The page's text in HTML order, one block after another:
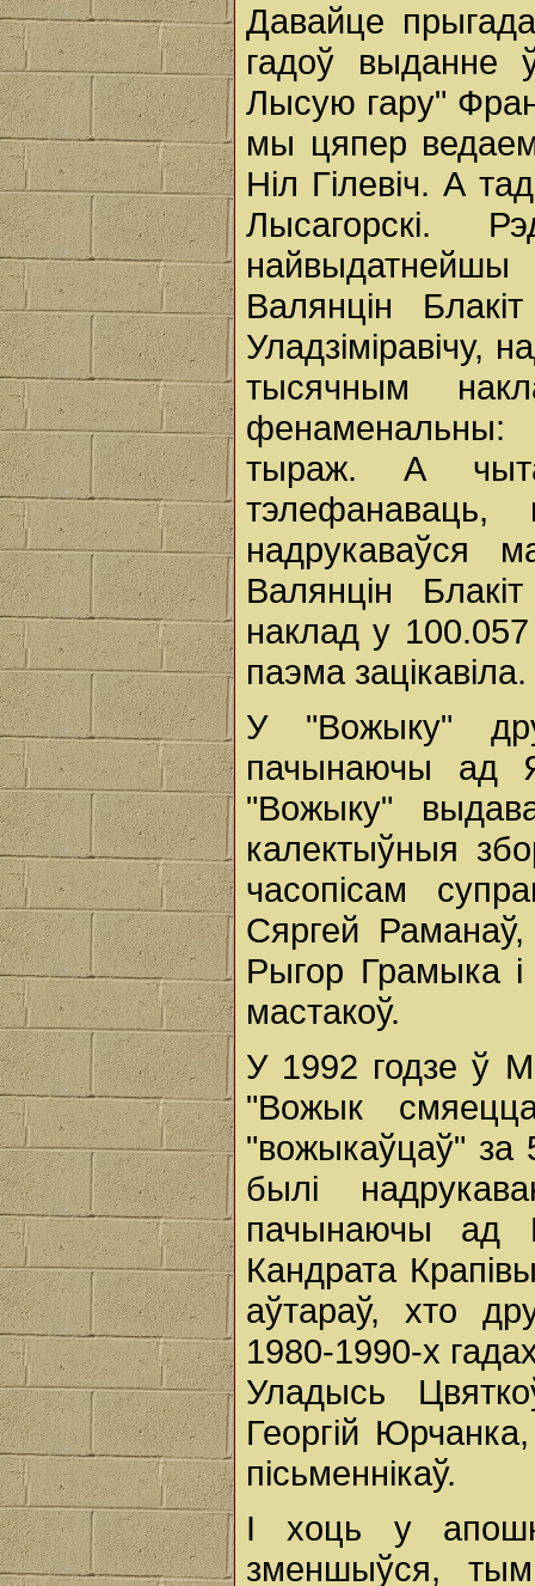
Давайце
гадоў выданне
Лысую гару"
мы цяпер
Ніл Гілевіч. А
Лысагорскі.
Валянцін
Уладзіміравічу,
тысячным
фенаменальны:
тыраж. А
надрукаваўся
Валянцін
наклад у 100.057
паэма зацікавіла.
У "Вожыку"
пачынаючы ад
"Вожыку"
калектыўныя
часопісам
Сяргей Раманаў,
Рыгор Грамыка і
мастакоў.
У 1992 годзе ў
"Вожык
"вожыкаўцаў" за
былі
пачынаючы ад
Кандрата
аўтараў, хто
1980-1990-х
Уладысь
Георгій
пісьменнікаў.
І хоць у
зменшыўся,